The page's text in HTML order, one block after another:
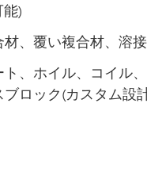
)
、覆い複合材、溶
、ホイル、コイル
ロック(カスタム設